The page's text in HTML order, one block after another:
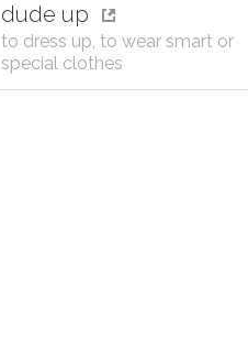
dude up
to dress up, to wear smart or
special clothes